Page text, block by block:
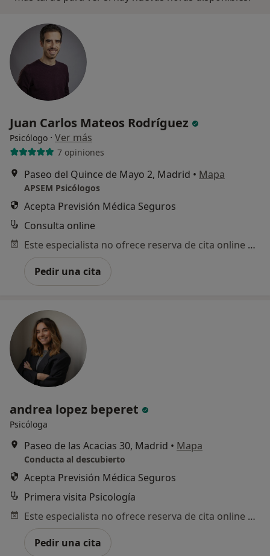
Juan Carlos Mateos Rodríguez
Psicólogo · Ver más
7 opiniones
Paseo del Quince de Mayo 2, Madrid • Mapa
APSEM Psicólogos
Acepta Previsión Médica Seguros
Consulta online
Este especialista no ofrece reserva de cita online en esta dirección.
Pedir una cita
andrea lopez beperet
Psicóloga
Paseo de las Acacias 30, Madrid • Mapa
Conducta al descubierto
Acepta Previsión Médica Seguros
Primera visita Psicología
Este especialista no ofrece reserva de cita online en esta dirección.
Pedir una cita